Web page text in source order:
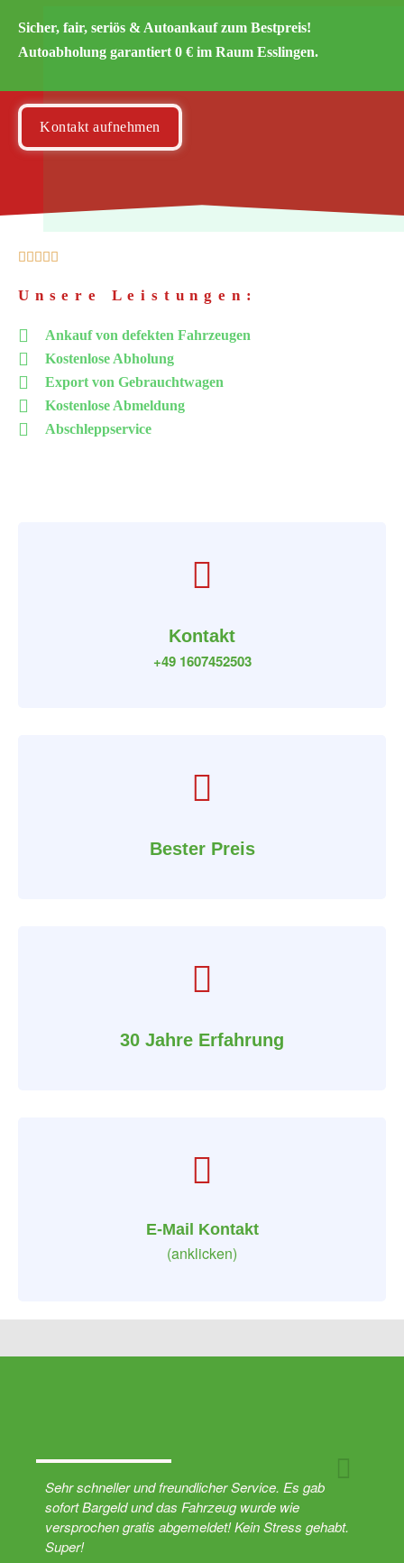
Sicher, fair, seriös & Autoankauf zum Bestpreis!
Autoabholung garantiert 0 € im Raum Esslingen.
Kontakt aufnehmen
    
Unsere Leistungen:
Ankauf von defekten Fahrzeugen
Kostenlose Abholung
Export von Gebrauchtwagen
Kostenlose Abmeldung
Abschleppservice
Kontakt
+49 1607452503
Bester Preis
30 Jahre Erfahrung
E-Mail Kontakt
(anklicken)
Sehr schneller und freundlicher Service. Es gab
sofort Bargeld und das Fahrzeug wurde wie
versprochen gratis abgemeldet! Kein Stress gehabt.
Super!